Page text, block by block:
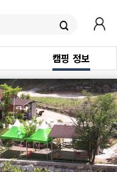
캠핑 정보